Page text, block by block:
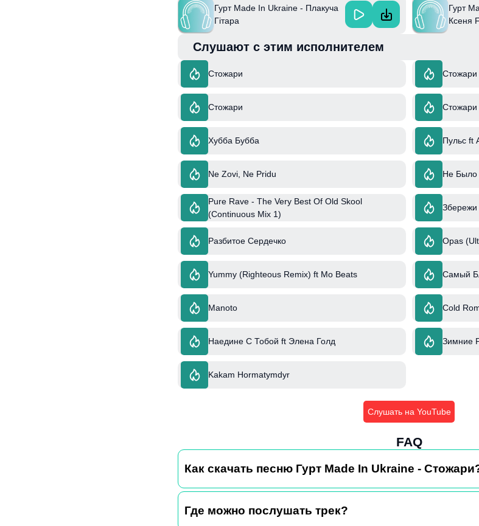
Гурт Made In Ukraine - Плакуча
Гітара
Гурт
Ксеня
Слушают с этим исполнителем
Стожари Стожари
Стожари Стожари
Хубба Бубба Пульс ft
Ne Zovi, Ne Pridu Не Было
Pure Rave - The Very Best Of Old Skool
(Continuous Mix 1)
Збережи
Разбитое Сердечко Opas
Yummy (Righteous Remix) ft Mo Beats Самый
Manoto Cold
Наедине С Тобой ft Элена Голд Зимние
Kakam Hormatymdyr
Слушать на YouTube
FAQ
Как скачать песню Гурт Made In Ukraine -
Где можно послушать трек?